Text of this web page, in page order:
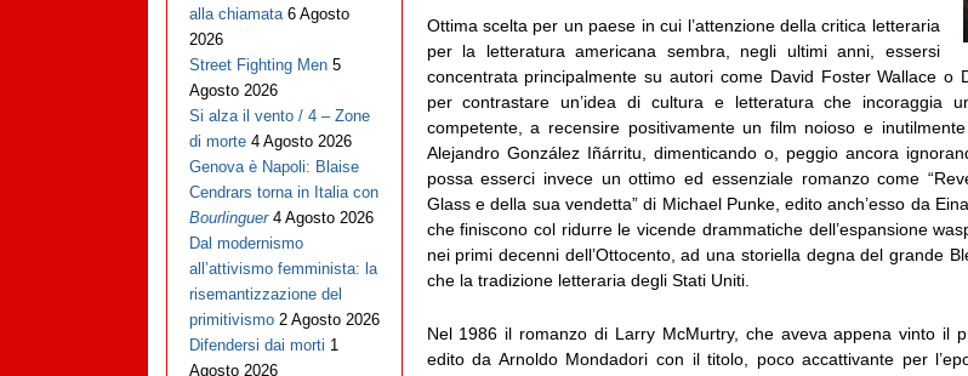
Ottima scelta per un paese in cui l’attenzione della critica letteraria
per la letteratura americana sembra, negli ultimi anni, essersi
concentrata principalmente su autori come David Foster Wallace o
per contrastare un’idea di cultura e letteratura che incoraggia
competente, a recensire positivamente un film noioso e
Alejandro González Iñárritu, dimenticando o, peggio ancora
possa esserci invece un ottimo ed essenziale romanzo come
Glass e della sua vendetta” di Michael Punke, edito anch’esso da
che finiscono col ridurre le vicende drammatiche dell’espansione
nei primi decenni dell’Ottocento, ad una storiella degna del grande
che la tradizione letteraria degli Stati Uniti.
Nel 1986 il romanzo di Larry McMurtry, che aveva appena vinto il
edito da Arnoldo Mondadori con il titolo, poco accattivante per
alla chiamata 6 Agosto
2026
Street Fighting Men 5
Agosto 2026
Si alza il vento / 4 – Zone
di morte 4 Agosto 2026
Genova è Napoli: Blaise
Cendrars torna in Italia con
Bourlinguer 4 Agosto 2026
Dal modernismo
all’attivismo femminista: la
risemantizzazione del
primitivismo 2 Agosto 2026
Difendersi dai morti 1
Agosto 2026